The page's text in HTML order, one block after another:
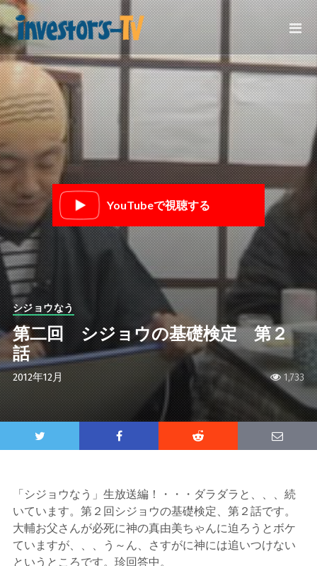
YouTubeで視聴する
1,733
シジョウなう
第二回 シジョウの基礎検定 第２
話
2012年12月
「シジョウなう」生放送編！・・・ダラダラと、、、続
いています。第２回シジョウの基礎検定、第２話です。
大輔お父さんが必死に神の真由美ちゃんに迫ろうとボケ
ていますが、、、う～ん、さすがに神には追いつけない
というところです。珍回答中。